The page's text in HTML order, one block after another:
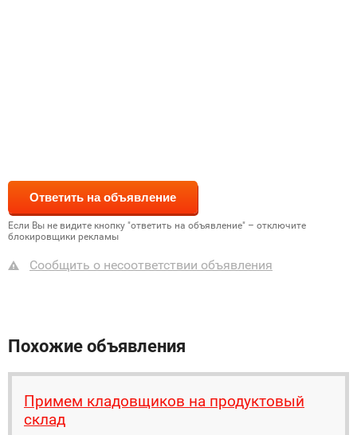
Если Вы не видите кнопку "ответить на объявление" – отключите
блокировщики рекламы
Сообщить о несоответствии объявления
Похожие объявления
Примем кладовщиков на продуктовый
склад